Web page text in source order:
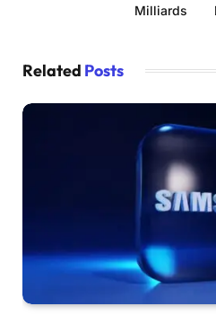
Milliards
Related Posts